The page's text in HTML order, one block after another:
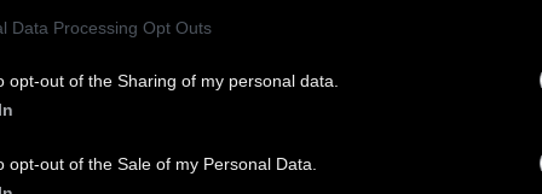
Data Processing Opt Outs
opt-out of the Sharing of my personal data.
opt-out of the Sale of my Personal Data.
λειτουργεί με δύο ειδικά σχεδιασμένα
για παιδιά και ενήλικες που έχουν
τη γνωριμία με την αναρρίχηση. Στον Τοίχο
του ΚΠΙΣΝ, μπορεί κανείς να